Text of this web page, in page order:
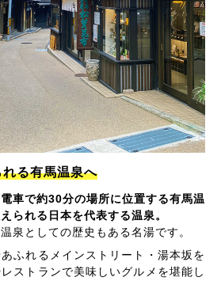
る有馬温泉へ
車で約30分の場所に位置する有馬温
られる日本を代表する温泉。
泉としての歴史もある名湯です。
ふれるメインストリート・湯本坂を
ストランで美味しいグルメを堪能し